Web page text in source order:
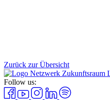
Zurück zur Übersicht
Follow us: